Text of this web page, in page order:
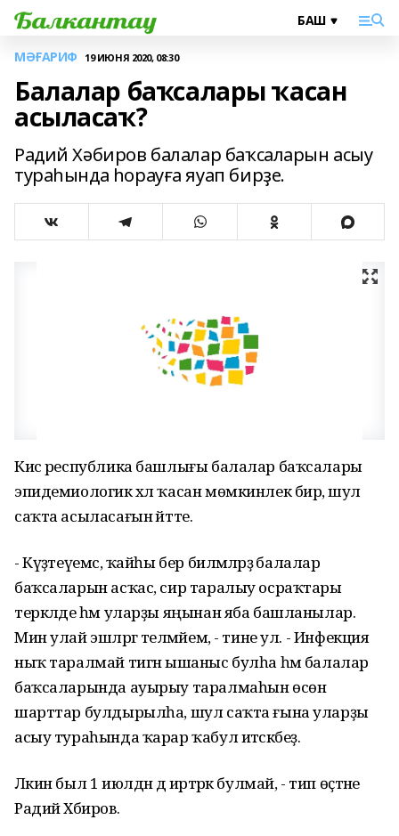
МӘҒАРИФ 19 ИЮНЯ 2020, 08:30
Балалар баҡсалары ҡасан
асыласаҡ?
Радий Хәбиров балалар баҡсаларын асыу
тураһында һорауға яуап бирҙе.
Кисә республика башлығы балалар баҡсалары
эпидемиологик хәл ҡасан мөмкинлек бирә, шул
саҡта асыласағын әйтте.
- Күҙәтеүемсә, ҡайһы бер биләмәләрҙә балалар
баҡсаларын асҡас, сир таралыу осраҡтары
теркәлде һәм уларҙы яңынан яба башланылар.
Мин улай эшләргә теләмәйем, - тине ул. - Инфекция
ныҡ таралмай тигән ышаныс булһа һәм балалар
баҡсаларында ауырыу таралмаһын өсөн
шарттар булдырылһа, шул саҡта ғына уларҙы
асыу тураһында ҡарар ҡабул итәсәкбеҙ.
Ләкин был 1 июлдән дә иртәрәк булмай, - тип өҫтәне
Радий Хәбиров.